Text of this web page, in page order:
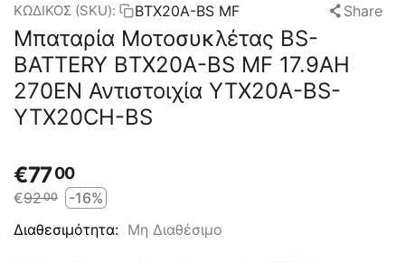
ΚΩΔΙΚΟΣ (SKU): BTX20A-BS MF Share
Μπαταρία Μοτοσυκλέτας BS-
BATTERY BTX20A-BS MF 17.9AH
270EN Αντιστοιχία YTX20A-BS-
YTX20CH-BS
€7700
€9200
-16%
Διαθεσιμότητα: Μη Διαθέσιμο